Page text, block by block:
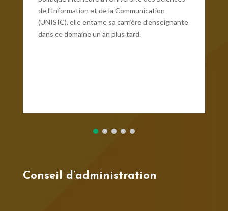
de l’Information et de la Communication
(UNISIC), elle entame sa carrière d’enseignante
dans ce domaine un an plus tard.
Conseil d’administration